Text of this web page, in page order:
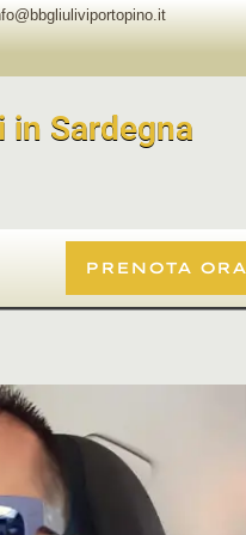
in Sardegna
PRENOTA ORA